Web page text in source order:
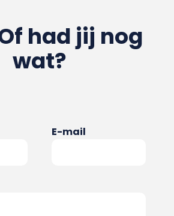
had jij nog
wat?
E-mail